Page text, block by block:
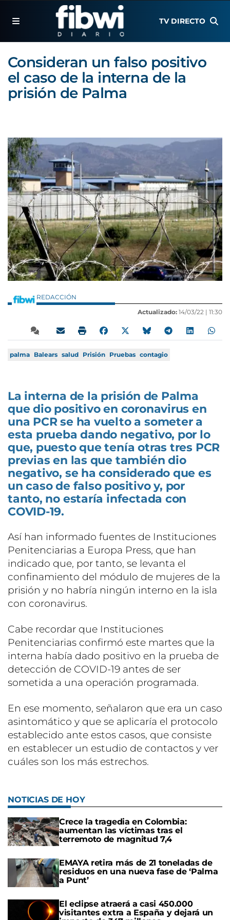
TV DIRECTO
Consideran un falso positivo
el caso de la interna de la
prisión de Palma
REDACCIÓN
Actualizado: 14/03/22 | 11:30
palma Balears salud Prisión Pruebas contagio
La interna de la prisión de Palma
que dio positivo en coronavirus en
una PCR se ha vuelto a someter a
esta prueba dando negativo, por lo
que, puesto que tenía otras tres PCR
previas en las que también dio
negativo, se ha considerado que es
un caso de falso positivo y, por
tanto, no estaría infectada con
COVID-19.
Así han informado fuentes de Instituciones
Penitenciarias a Europa Press, que han
indicado que, por tanto, se levanta el
confinamiento del módulo de mujeres de la
prisión y no habría ningún interno en la isla
con coronavirus.
Cabe recordar que Instituciones
Penitenciarias confirmó este martes que la
interna había dado positivo en la prueba de
detección de COVID-19 antes de ser
sometida a una operación programada.
En ese momento, señalaron que era un caso
asintomático y que se aplicaría el protocolo
establecido ante estos casos, que consiste
en establecer un estudio de contactos y ver
cuáles son los más estrechos.
NOTICIAS DE HOY
Crece la tragedia en Colombia:
aumentan las víctimas tras el
terremoto de magnitud 7,4
EMAYA retira más de 21 toneladas de
residuos en una nueva fase de ‘Palma
a Punt’
El eclipse atraerá a casi 450.000
visitantes extra a España y dejará un